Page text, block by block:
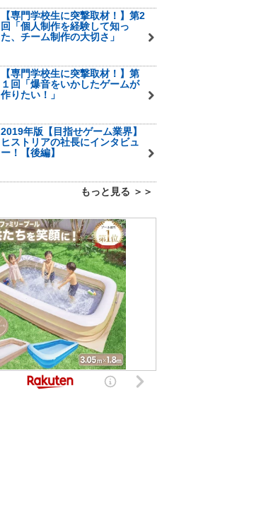
【専門学校生に突撃取材！】第2
回「個人制作を経験して知っ
た、チーム制作の大切さ」
【専門学校生に突撃取材！】第
１回「爆音をいかしたゲームが
作りたい！」
2019年版【目指せゲーム業界】
ヒストリアの社長にインタビュ
ー！【後編】
もっと見る ＞＞